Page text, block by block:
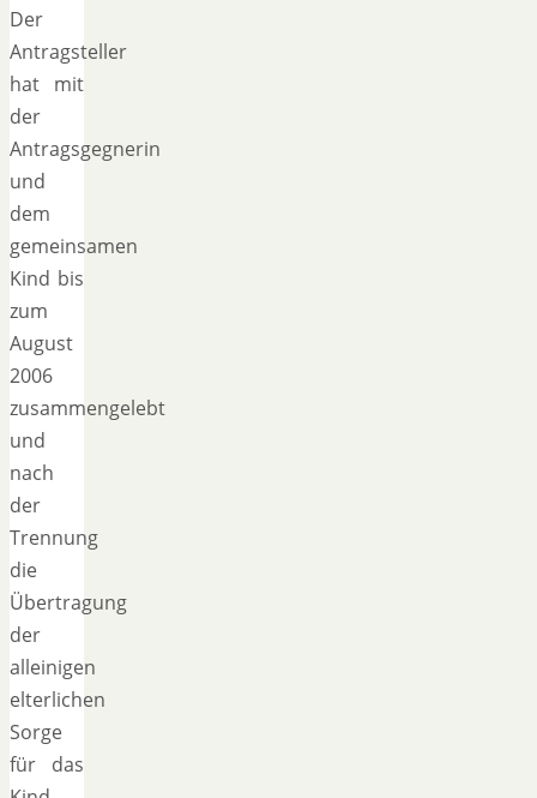
Der
Antragsteller
hat mit
der
Antragsgegnerin
und
dem
gemeinsamen
Kind bis
zum
August
2006
zusammengelebt
und
nach
der
Trennung
die
Übertragung
der
alleinigen
elterlichen
Sorge
für das